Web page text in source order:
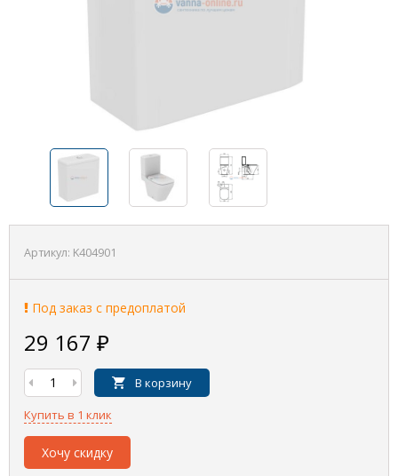
Артикул: K404901
Под заказ с предоплатой
29 167 ₽
В корзину
Купить в 1 клик
Хочу скидку